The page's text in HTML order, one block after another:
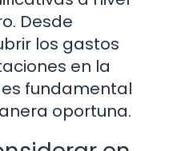
Desde
los gastos
en la
fundamental
oportuna.